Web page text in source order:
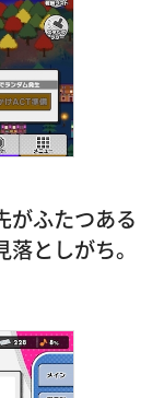
がふたつある
としがち。